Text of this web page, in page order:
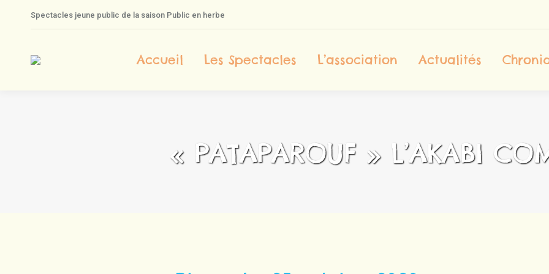
Spectacles jeune public de la saison Public en herbe
Accueil Les Spectacles L’association Actualités
« PATAPAROUF » L’AKABI
Accueil Les Spectacles L’association